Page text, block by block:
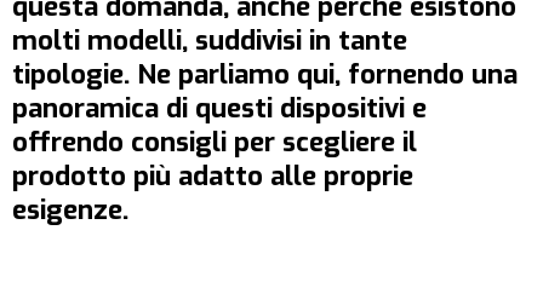
molti modelli, suddivisi in tante
tipologie. Ne parliamo qui, fornendo una
panoramica di questi dispositivi e
offrendo consigli per scegliere il
prodotto più adatto alle proprie
esigenze.